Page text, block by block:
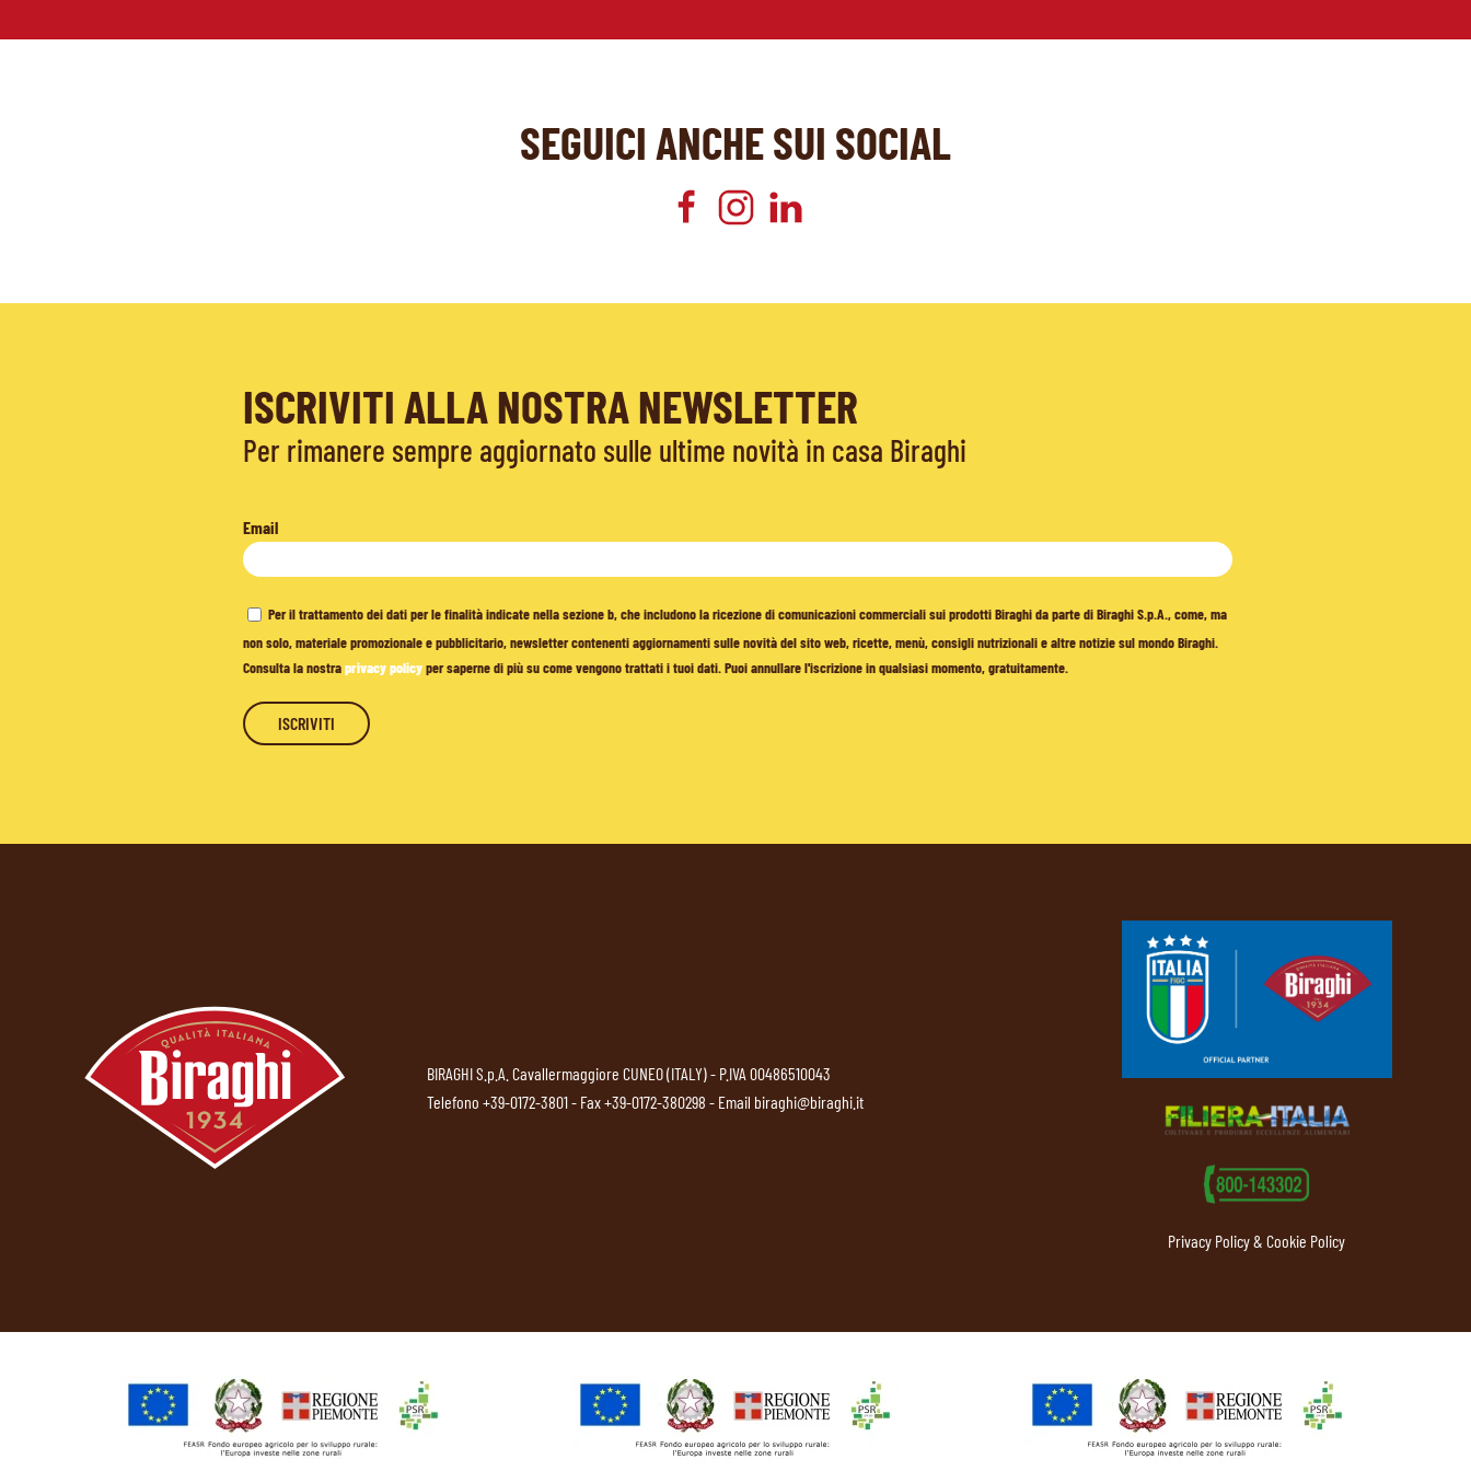
SEGUICI ANCHE SUI SOCIAL
ISCRIVITI ALLA NOSTRA NEWSLETTER
Per rimanere sempre aggiornato sulle ultime novità in casa Biraghi
Email
Per il trattamento dei dati per le finalità indicate nella sezione b, che includono la ricezione di comunicazioni commerciali sui prodotti Biraghi da parte di Biraghi S.p.A., come, ma
non solo, materiale promozionale e pubblicitario, newsletter contenenti aggiornamenti sulle novità del sito web, ricette, menù, consigli nutrizionali e altre notizie sul mondo Biraghi.
Consulta la nostraprivacy policyper saperne di più su come vengono trattati i tuoi dati. Puoi annullare l'iscrizione in qualsiasi momento, gratuitamente.
BIRAGHI S.p.A. Cavallermaggiore CUNEO (ITALY) - P.IVA 00486510043
Telefono +39-0172-3801- Fax +39-0172-380298 - Email biraghi@biraghi.it
Privacy Policy & Cookie Policy